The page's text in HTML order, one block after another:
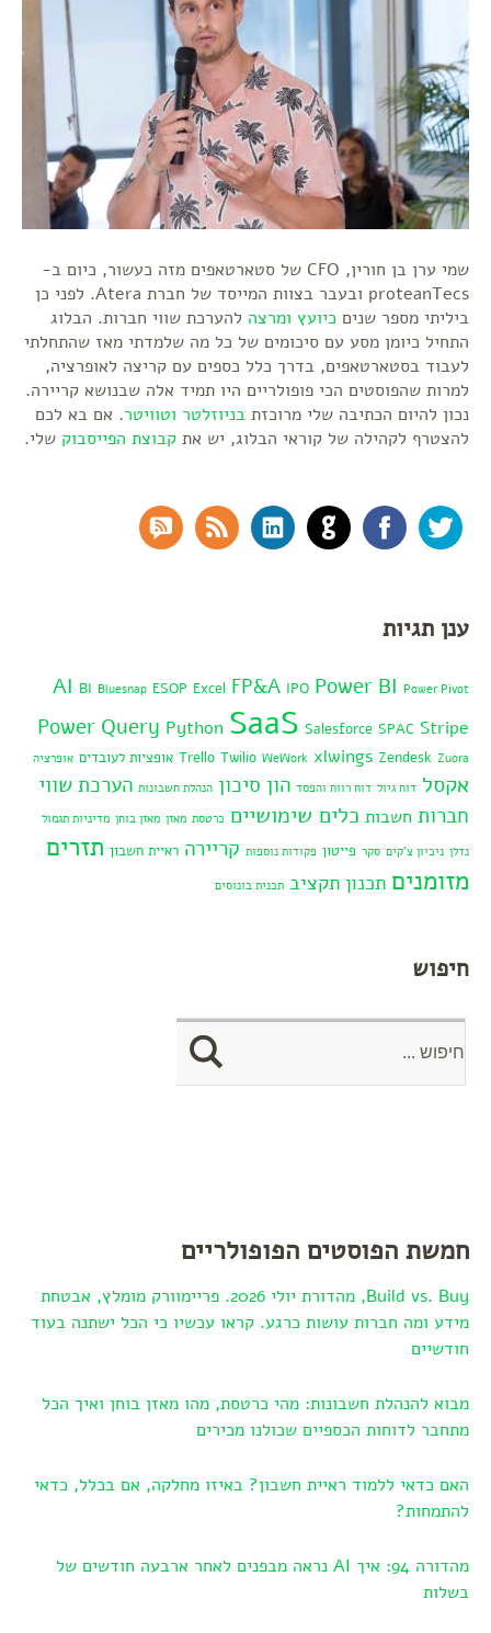
שמי ערן בן חורין, CFO של סטארטאפים מזה כעשור, כיום ב-
proteanTecs ובעבר בצוות המייסד של חברת Atera. לפני כן
ביליתי מספר שנים כיועץ ומרצה להערכת שווי חברות. הבלוג
התחיל כיומן מסע עם סיכומים של כל מה שלמדתי מאז שהתחלתי
לעבוד בסטארטאפים, בדרך כלל כספים עם קריצה לאופרציה,
למרות שהפוסטים הכי פופולריים היו תמיד אלה שבנושא קריירה.
נכון להיום הכתיבה שלי מרוכזת בניוזלטר וטוויטר. אם בא לכם
להצטרף לקהילה של קוראי הבלוג, יש את קבוצת הפייסבוק שלי.
Twitter
Facebook
GitHub
LinkedIn
RSS Feed
ענן תגיות
AI BI Bluesnap ESOP Excel FP&A IPO Power BI Power Pivot
Power Query Python SaaS Salesforce SPAC Stripe
Trello Twilio WeWork xlwings Zendesk Zuora אופציות לעובדים אופרציה
אקסל דוח גיול דוח רווח והפסד הון סיכון הנהלת חשבונות הערכת שווי
חברות חשבות כלים שימושיים כרטסת מאזן מאזן בוחן מדיניות תגמול
נדלן ניכיון צ'קים סקר פייטון פקודות נוספות קריירה ראיית חשבון תזרים
מזומנים תכנון תקציב תכנית בונוסים
חיפוש
חמשת הפוסטים הפופולריים
Build vs. Buy, מהדורת יולי 2026. פריימוורק מומלץ, אבטחת
מידע ומה חברות עושות כרגע. קראו עכשיו כי הכל ישתנה בעוד
חודשיים
מבוא להנהלת חשבונות: מהי כרטסת, מהו מאזן בוחן ואיך הכל
מתחבר לדוחות הכספיים שכולנו מכירים
האם כדאי ללמוד ראיית חשבון? באיזו מחלקה, אם בכלל, כדאי
להתמחות?
מהדורה 94: איך AI נראה מבפנים לאחר ארבעה חודשים של
בשלות